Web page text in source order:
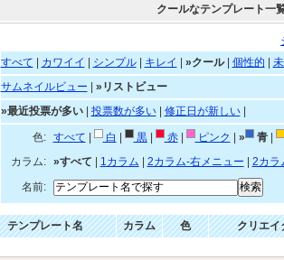
クールなテンプレート一
すべて カワイイ シンプル| キレイ »クール| 個性的
サムネイルビュー
»リストビュー
»最近投票が多い| 投票数が多い| 修正日が新しい|
色: すべて 白 黒| 赤| ピンク » 青|
カラム:
»すべて 1カラム 2カラム-右メニュー 2カラ
名前:
テンプレート名 カラム 色 クリエイ